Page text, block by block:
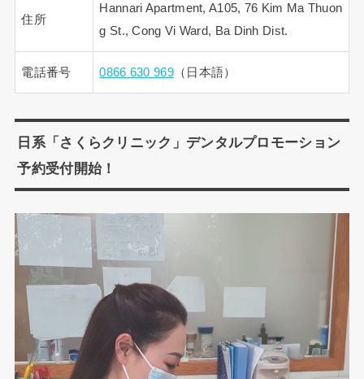
住所
Hannari Apartment, A105, 76 Kim Ma Thuon
g St., Cong Vi Ward, Ba Dinh Dist.
電話番号 0866 630 969（日本語）
日系「さくらクリニック」デンタルプロモーション
予約受付開始！